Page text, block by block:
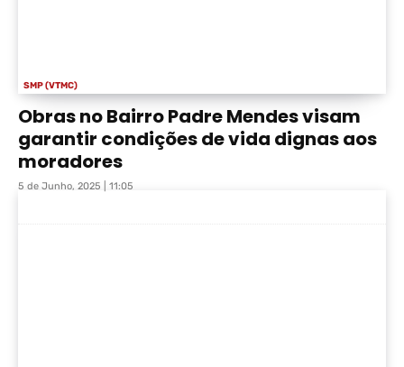
SMP (VTMC)
Obras no Bairro Padre Mendes visam
garantir condições de vida dignas aos
moradores
5 de Junho, 2025 | 11:05